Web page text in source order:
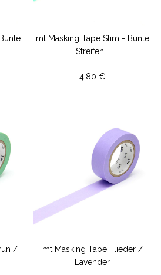
mt Masking Tape Slim - Bunte
Streifen...
4,80 €
/
mt Masking Tape Flieder /
Lavender